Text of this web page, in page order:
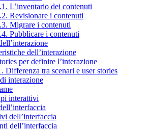
L’inventario dei contenuti
Revisionare i contenuti
Migrare i contenuti
Pubblicare i contenuti
dell’interazione
per definire l’interazione
Differenza tra scenari e user stories
interazione
interattivi
dell’interfaccia
dell’interfaccia